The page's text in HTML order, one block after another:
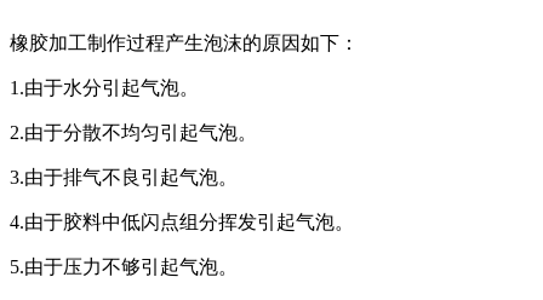
橡胶加工制作过程产生泡沫的原因如下：
1.由于水分引起气泡。
2.由于分散不均匀引起气泡。
3.由于排气不良引起气泡。
4.由于胶料中低闪点组分挥发引起气泡。
5.由于压力不够引起气泡。